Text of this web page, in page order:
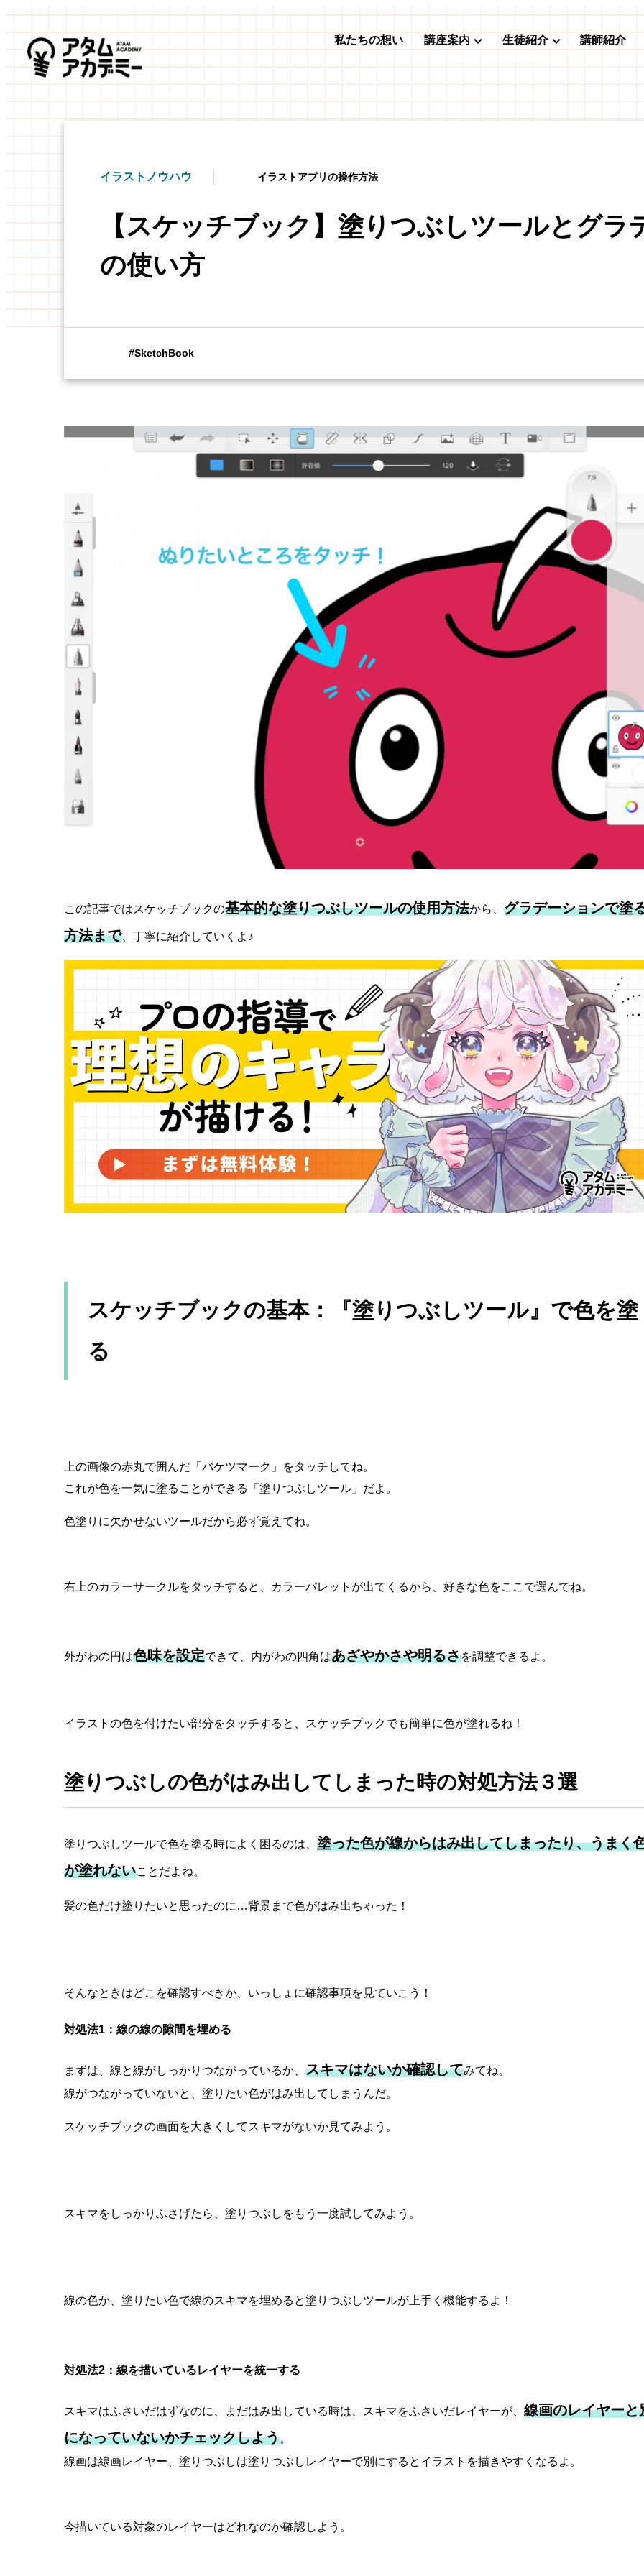
私たちの想い 講座案内 生徒紹介 講師紹介
イラストノウハウ イラストアプリの操作方法
【スケッチブック】塗りつぶしツールとグラ
の使い方
SketchBook
この記事ではスケッチブックの基本的な塗りつぶしツールの使用方法から、 グラデーションで塗
方法まで、丁寧に紹介していくよ♪
スケッチブックの基本：『塗りつぶしツール』で色を塗
る
上の画像の赤丸で囲んだ「バケツマーク」をタッチしてね。
これが色を一気に塗ることができる「塗りつぶしツール」だよ。
色塗りに欠かせないツールだから必ず覚えてね。
右上のカラーサークルをタッチすると、カラーパレットが出てくるから、好きな色をここで選んでね。
外がわの円は色味を設定できて、内がわの四角はあざやかさや明るさを調整できるよ。
イラストの色を付けたい部分をタッチすると、スケッチブックでも簡単に色が塗れるね！
塗りつぶしの色がはみ出してしまった時の対処方法３選
塗りつぶしツールで色を塗る時によく困るのは、 塗った色が線からはみ出してしまったり、うまく
が塗れないことだよね。
髪の色だけ塗りたいと思ったのに…背景まで色がはみ出ちゃった！
そんなときはどこを確認すべきか、いっしょに確認事項を見ていこう！
対処法1：線の線の隙間を埋める
まずは、線と線がしっかりつながっているか、 スキマはないか確認してみてね。
線がつながっていないと、塗りたい色がはみ出してしまうんだ。
スケッチブックの画面を大きくしてスキマがないか見てみよう。
スキマをしっかりふさげたら、塗りつぶしをもう一度試してみよう。
線の色か、塗りたい色で線のスキマを埋めると塗りつぶしツールが上手く機能するよ！
対処法2：線を描いているレイヤーを統一する
スキマはふさいだはずなのに、まだはみ出している時は、スキマをふさいだレイヤーが、 線画のレイヤーと
になっていないかチェックしよう。
線画は線画レイヤー、塗りつぶしは塗りつぶしレイヤーで別にするとイラストを描きやすくなるよ。
今描いている対象のレイヤーはどれなのか確認しよう。